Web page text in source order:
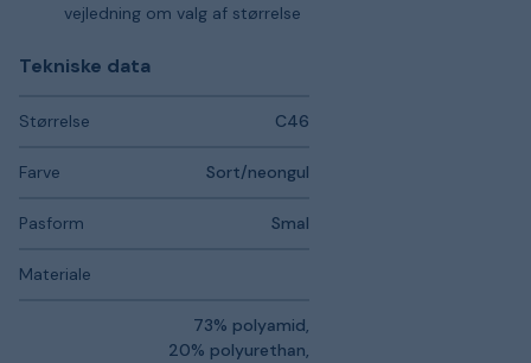
vejledning om valg af størrelse
Tekniske data
Størrelse C46
Farve Sort/neongul
Pasform Smal
Materiale
73% polyamid,
20% polyurethan,